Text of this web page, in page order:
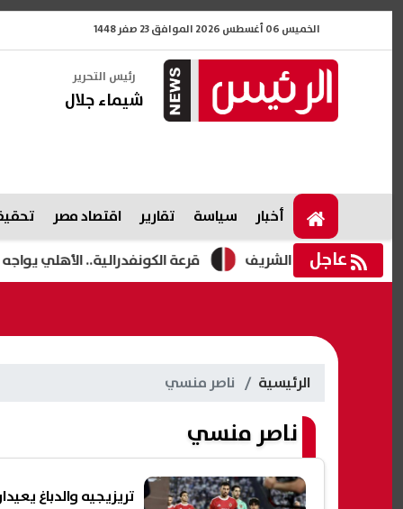
الخميس 06 أغسطس 2026 الموافق 23 صفر 1448
رئيس التحرير
شيماء جلال
أخبار سياسة تقارير اقتصاد مصر
عاجل قرعة الكونفدرالية.. الأهلي يواجه الفائز
الرئيسية ناصر منسي
ناصر منسي
تريزيجيه والدباغ